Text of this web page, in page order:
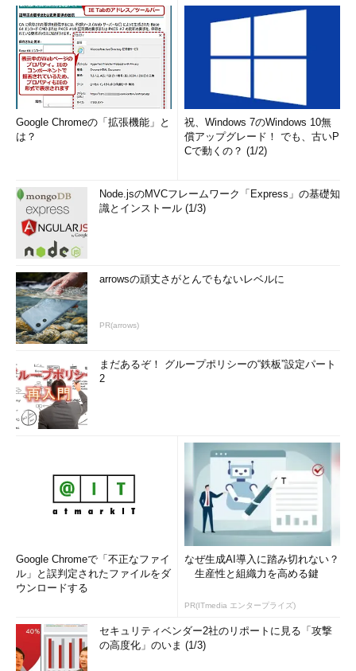
Google Chromeの「拡張機能」と
は？
祝、Windows 7のWindows 10無
償アップグレード！ でも、古いP
Cで動くの？ (1/2)
Node.jsのMVCフレームワーク「Express」の基礎知
識とインストール (1/3)
arrowsの頑丈さがとんでもないレベルに
PR(arrows)
まだあるぞ！ グループポリシーの“鉄板”設定パート
2
Google Chromeで「不正なファイ
ル」と誤判定されたファイルをダ
ウンロードする
なぜ生成AI導入に踏み切れない？
生産性と組織力を高める鍵
PR(ITmedia エンタープライズ)
セキュリティベンダー2社のリポートに見る「攻撃
の高度化」のいま (1/3)